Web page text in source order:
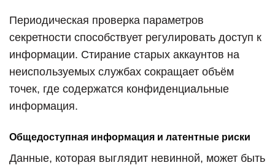
Периодическая проверка параметров
секретности способствует регулировать доступ к
информации. Стирание старых аккаунтов на
неиспользуемых службах сокращает объём
точек, где содержатся конфиденциальные
информация.
Общедоступная информация и латентные риски
Данные, которая выглядит невинной, может быть